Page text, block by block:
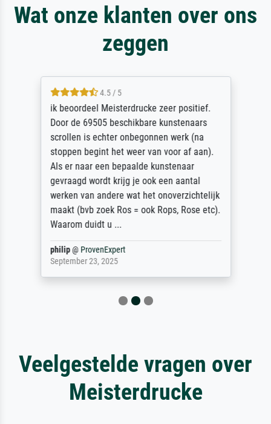
Wat onze klanten over ons
zeggen
4.5 / 5
ik beoordeel Meisterdrucke zeer positief.
Door de 69505 beschikbare kunstenaars
scrollen is echter onbegonnen werk (na
stoppen begint het weer van voor af aan).
Als er naar een bepaalde kunstenaar
gevraagd wordt krijg je ook een aantal
werken van andere wat het onoverzichtelijk
maakt (bvb zoek Ros = ook Rops, Rose etc).
Waarom duidt u ...
philip@ ProvenExpert
September 23, 2025
Veelgestelde vragen over
Meisterdrucke